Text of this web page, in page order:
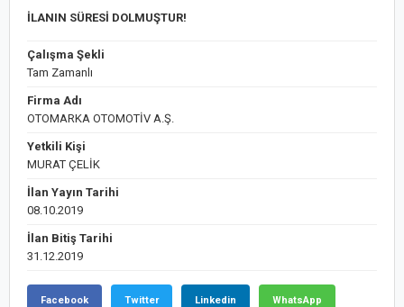
İLANIN SÜRESİ DOLMUŞTUR!
Çalışma Şekli
Tam Zamanlı
Firma Adı
OTOMARKA OTOMOTİV A.Ş.
Yetkili Kişi
MURAT ÇELİK
İlan Yayın Tarihi
08.10.2019
İlan Bitiş Tarihi
31.12.2019
Facebook Twitter Linkedin WhatsApp